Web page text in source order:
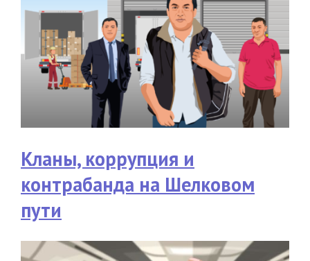
Кланы, коррупция и
контрабанда на Шелковом
пути